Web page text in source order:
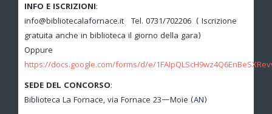
INFO E ISCRIZIONI:
info@bibliotecalafornace.it Tel. 0731/702206 ( Iscrizione
gratuita anche in biblioteca il giorno della gara)
Oppure
https://docs.google.com/forms/d/e/
SEDE DEL CONCORSO:
Biblioteca La Fornace, via Fornace 23—Moie (AN)